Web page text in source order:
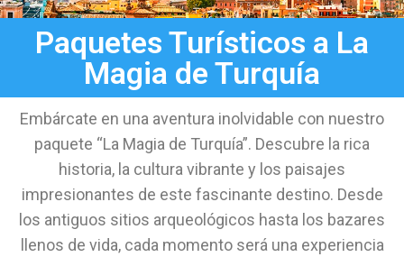
Paquetes Turísticos a La
Magia de Turquía
Embárcate en una aventura inolvidable con nuestro
paquete “La Magia de Turquía”. Descubre la rica
historia, la cultura vibrante y los paisajes
impresionantes de este fascinante destino. Desde
los antiguos sitios arqueológicos hasta los bazares
llenos de vida, cada momento será una experiencia